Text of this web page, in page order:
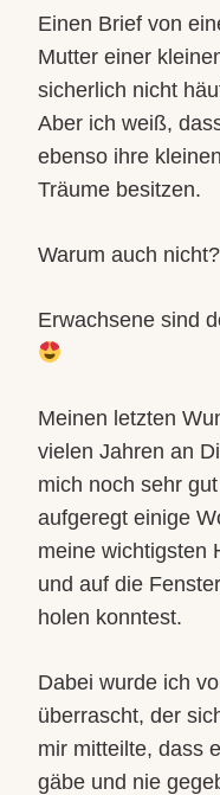
Einen Brief von
Mutter einer
sicherlich nicht
Aber ich weiß,
ebenso ihre
Träume besitzen.
Warum auch nicht?
Erwachsene sind
Meinen letzten
vielen Jahren an
mich noch sehr
aufgeregt einige
meine wichtigsten
und auf die
holen konntest.
Dabei wurde ich
überrascht, der
mir mitteilte, dass
gäbe und nie